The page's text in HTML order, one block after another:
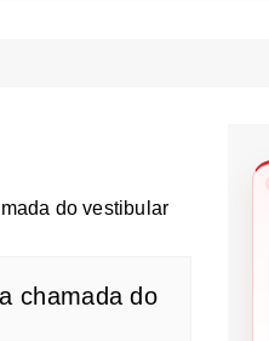
chamada do